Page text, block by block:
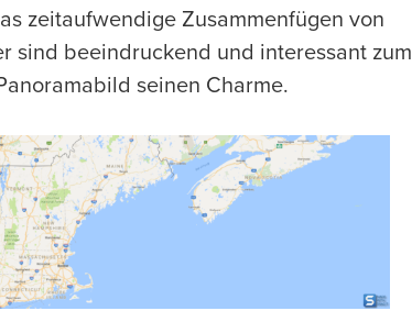
zeitaufwendige Zusammenfügen von
sind beeindruckend und interessant zum
seinen Charme.